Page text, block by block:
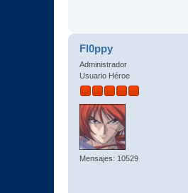
Fl0ppy
Administrador
Usuario Héroe
Mensajes: 10529